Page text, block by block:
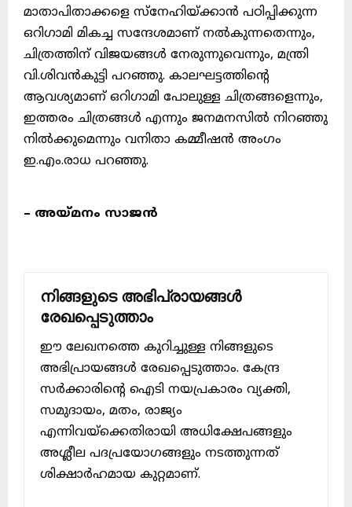
മാതാപിതാക്കളെ സ്നേഹിയ്ക്കാൻ പഠിപ്പിക്കുന്ന
ഒറിഗാമി മികച്ച സന്ദേശമാണ് നൽകുന്നതെന്നും,
ചിത്രത്തിന് വിജയങ്ങൾ നേരുന്നുവെന്നും, മന്ത്രി
വി.ശിവൻകുട്ടി പറഞ്ഞു. കാലഘട്ടത്തിന്റെ
ആവശ്യമാണ് ഒറിഗാമി പോലുള്ള ചിത്രങ്ങളെന്നും,
ഇത്തരം ചിത്രങ്ങൾ എന്നും ജനമനസിൽ നിറഞ്ഞു
നിൽക്കുമെന്നും വനിതാ കമ്മീഷൻ അംഗം
ഇ.എം.രാധ പറഞ്ഞു.
– അയ്മനം സാജൻ
നിങ്ങളുടെ അഭിപ്രായങ്ങൾ
രേഖപ്പെടുത്താം
ഈ ലേഖനത്തെ കുറിച്ചുള്ള നിങ്ങളുടെ
അഭിപ്രായങ്ങൾ രേഖപ്പെടുത്താം. കേന്ദ്ര
സർക്കാരിന്റെ ഐടി നയപ്രകാരം വ്യക്തി,
സമുദായം, മതം, രാജ്യം
എന്നിവയ്ക്കെതിരായി അധിക്ഷേപങ്ങളും
അശ്ലീല പദപ്രയോഗങ്ങളും നടത്തുന്നത്
ശിക്ഷാർഹമായ കുറ്റമാണ്.